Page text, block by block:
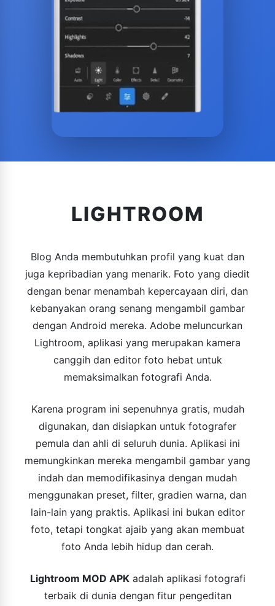
LIGHTROOM
Blog Anda membutuhkan profil yang kuat dan
juga kepribadian yang menarik. Foto yang diedit
dengan benar menambah kepercayaan diri, dan
kebanyakan orang senang mengambil gambar
dengan Android mereka. Adobe meluncurkan
Lightroom, aplikasi yang merupakan kamera
canggih dan editor foto hebat untuk
memaksimalkan fotografi Anda.
Karena program ini sepenuhnya gratis, mudah
digunakan, dan disiapkan untuk fotografer
pemula dan ahli di seluruh dunia. Aplikasi ini
memungkinkan mereka mengambil gambar yang
indah dan memodifikasinya dengan mudah
menggunakan preset, filter, gradien warna, dan
lain-lain yang praktis. Aplikasi ini bukan editor
foto, tetapi tongkat ajaib yang akan membuat
foto Anda lebih hidup dan cerah.
Lightroom MOD APKadalah aplikasi fotografi
terbaik di dunia dengan fitur pengeditan